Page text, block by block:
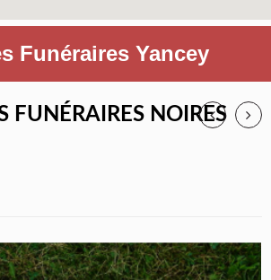
Funéraires Yancey
FUNÉRAIRES NOIRES